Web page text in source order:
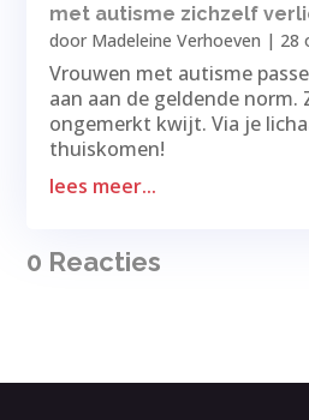
met autisme zichzelf
door Madeleine Verhoeven | 28
Vrouwen met autisme
aan aan de geldende norm.
ongemerkt kwijt. Via je
thuiskomen!
lees meer...
0 Reacties